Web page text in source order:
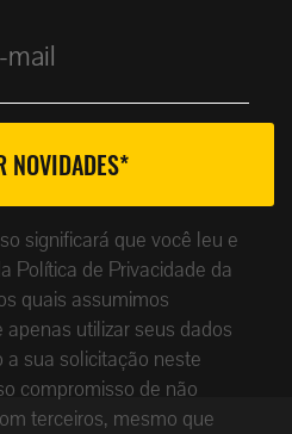
significará que você leu e
Política de Privacidade da
quais assumimos
utilizar seus dados
sua solicitação neste
compromisso de não
terceiros, mesmo que